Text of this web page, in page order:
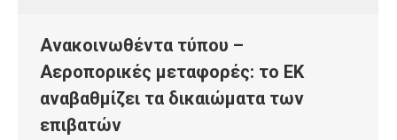
Ανακοινωθέντα τύπου –
Αεροπορικές μεταφορές: το ΕΚ
αναβαθμίζει τα δικαιώματα των
επιβατών